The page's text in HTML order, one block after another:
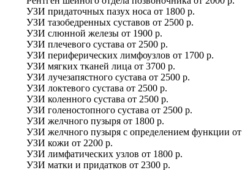
УЗИ придаточных пазух носа от 1800 р.
УЗИ тазобедренных суставов от 2500 р.
УЗИ слюнной железы от 1900 р.
УЗИ плечевого сустава от 2500 р.
УЗИ периферических лимфоузлов от 1700 р.
УЗИ мягких тканей лица от 3700 р.
УЗИ лучезапястного сустава от 2500 р.
УЗИ локтевого сустава от 2500 р.
УЗИ коленного сустава от 2500 р.
УЗИ голеностопного сустава от 2500 р.
УЗИ желчного пузыря от 1800 р.
УЗИ желчного пузыря с определением функции от
УЗИ кожи от 2200 р.
УЗИ лимфатических узлов от 1800 р.
УЗИ матки и придатков от 2300 р.